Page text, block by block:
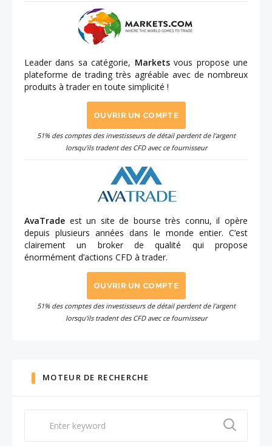
Leader dans sa catégorie, Marketsvous propose une
plateforme de trading très agréable avec de nombreux
produits à trader en toute simplicité !
OUVRIR UN COMPTE
51% des comptes des investisseurs de détail perdent de l'argent
lorsqu'ils tradent des CFD avec ce fournisseur
AvaTrade est un site de bourse très connu, il opère
depuis plusieurs années dans le monde entier. C’est
clairement un broker de qualité qui propose
énormément d’actions CFD à trader.
OUVRIR UN COMPTE
51% des comptes des investisseurs de détail perdent de l'argent
lorsqu'ils tradent des CFD avec ce fournisseur
MOTEUR DE RECHERCHE